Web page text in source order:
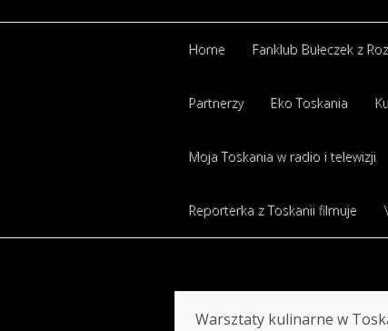
Home Fanklub Bułeczek z
Partnerzy Eko Toskania
Moja Toskania w radio i telewizji
Reporterka z Toskanii filmuje
Warsztaty kulinarne w